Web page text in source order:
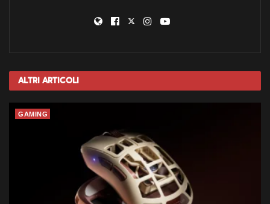
Altri Articoli
GAMING